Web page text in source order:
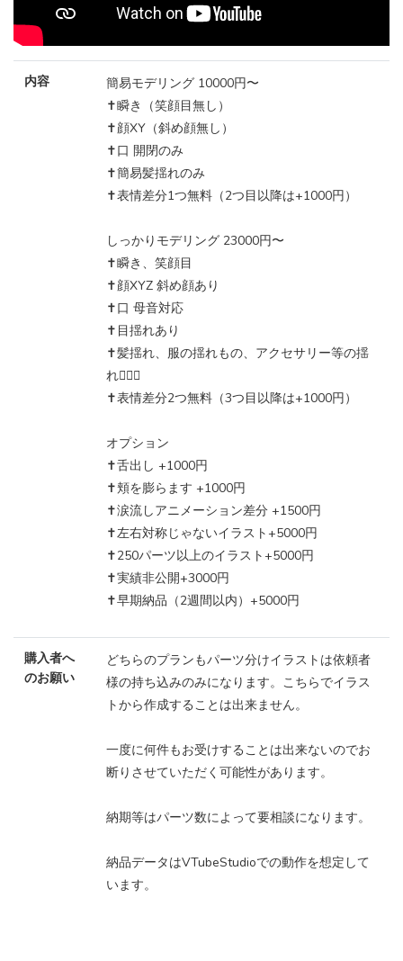
内容
簡易モデリング 10000円〜
✝️瞬き（笑顔目無し）
✝️顔XY（斜め顔無し）
✝️口 開閉のみ
✝️簡易髪揺れのみ
✝️表情差分1つ無料（2つ目以降は+1000円）
しっかりモデリング 23000円〜
✝️瞬き、笑顔目
✝️顔XYZ 斜め顔あり
✝️口 母音対応
✝️目揺れあり
✝️髪揺れ、服の揺れもの、アクセサリー等の揺
れ🙆🏻‍♀️
✝️表情差分2つ無料（3つ目以降は+1000円）
オプション
✝️舌出し +1000円
✝️頬を膨らます +1000円
✝️涙流しアニメーション差分 +1500円
✝️左右対称じゃないイラスト+5000円
✝️250パーツ以上のイラスト+5000円
✝️実績非公開+3000円
✝️早期納品（2週間以内）+5000円
購入者へ
のお願い
どちらのプランもパーツ分けイラストは依頼者
様の持ち込みのみになります。こちらでイラス
トから作成することは出来ません。
一度に何件もお受けすることは出来ないのでお
断りさせていただく可能性があります。
納期等はパーツ数によって要相談になります。
納品データはVTubeStudioでの動作を想定して
います。